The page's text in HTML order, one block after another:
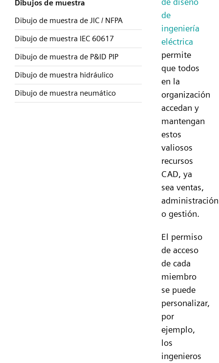
Dibujos de muestra
Dibujo de muestra de JIC / NFPA
Dibujo de muestra IEC 60617
Dibujo de muestra de P&ID PIP
Dibujo de muestra hidráulico
Dibujo de muestra neumático
de
ingeniería
eléctrica
permite
que todos
en la
organización
accedan y
mantengan
estos
valiosos
recursos
CAD, ya
sea ventas,
administración
o gestión.
El permiso
de acceso
de cada
miembro
se puede
personalizar,
por
ejemplo,
los
ingenieros